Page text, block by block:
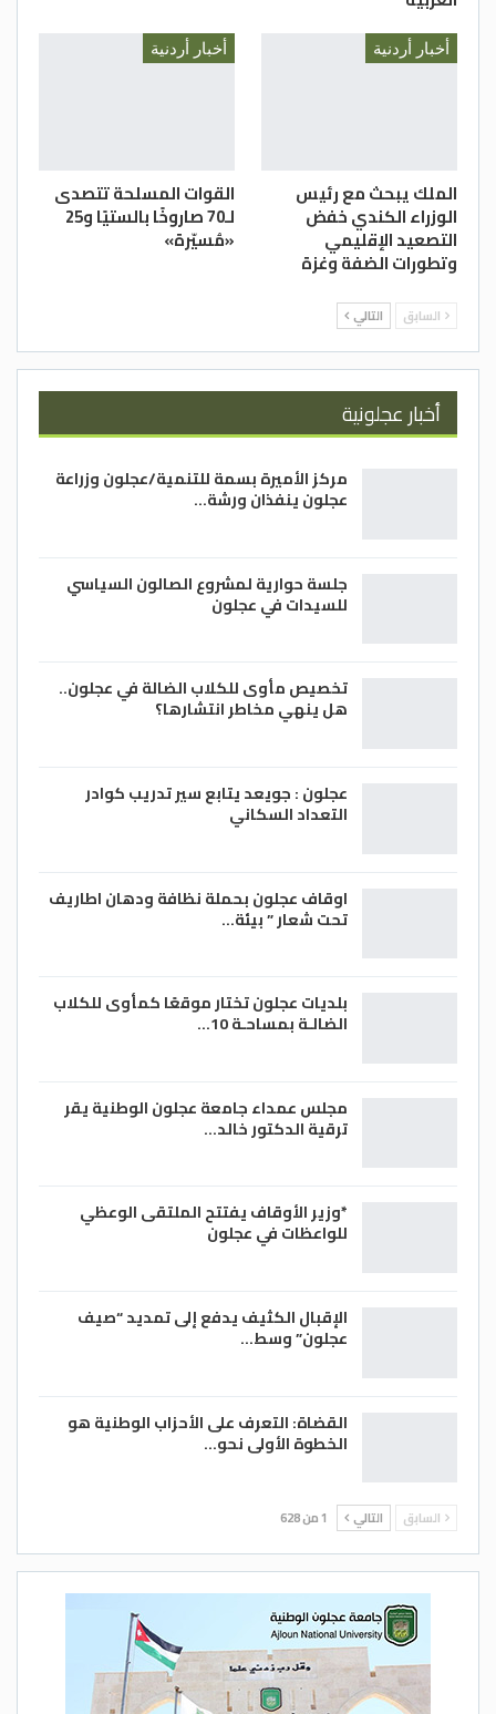
أخبار أردنية
الملك يبحث مع رئيس
الوزراء الكندي خفض
التصعيد الإقليمي
وتطورات الضفة وغزة
أخبار أردنية
القوات المسلحة تتصدى
لـ70 صاروخًا بالستيًا و25
«مُسيّرة»
السابق التالي
أخبار عجلونية
مركز الأميرة بسمة للتنمية/عجلون وزراعة
عجلون ينفذان ورشة…
جلسة حوارية لمشروع الصالون السياسي
للسيدات في عجلون
تخصيص مأوى للكلاب الضالة في عجلون..
هل ينهي مخاطر انتشارها؟
عجلون : جويعد يتابع سير تدريب كوادر
التعداد السكاني
اوقاف عجلون بحملة نظافة ودهان اطاريف
تحت شعار ” بيئة…
بلديات عجلون تختار موقعًا كمأوى للكلاب
الضالـة بمساحـة 10…
مجلس عمداء جامعة عجلون الوطنية يقر
ترقية الدكتور خالد…
*وزير الأوقاف يفتتح الملتقى الوعظي
للواعظات في عجلون
الإقبال الكثيف يدفع إلى تمديد “صيف
عجلون” وسط…
القضاة: التعرف على الأحزاب الوطنية هو
الخطوة الأولى نحو…
السابق التالي 1 من 628